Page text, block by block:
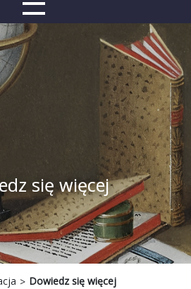
się więcej
Dowiedz się więcej